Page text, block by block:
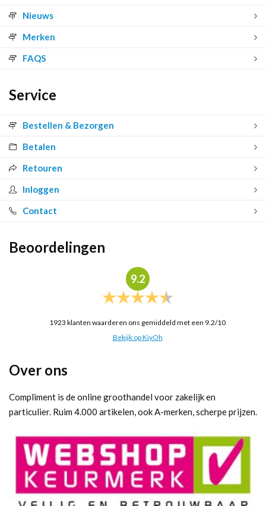
Nieuws
Merken
FAQS
Service
Bestellen & Bezorgen
Betalen
Retouren
Inloggen
Contact
Beoordelingen
9.2
1923 klanten waarderen ons gemiddeld met een 9.2/10
Bekijk op KiyOh
Over ons
Compliment is de online groothandel voor zakelijk en
particulier. Ruim 4.000 artikelen, ook A-merken, scherpe prijzen.